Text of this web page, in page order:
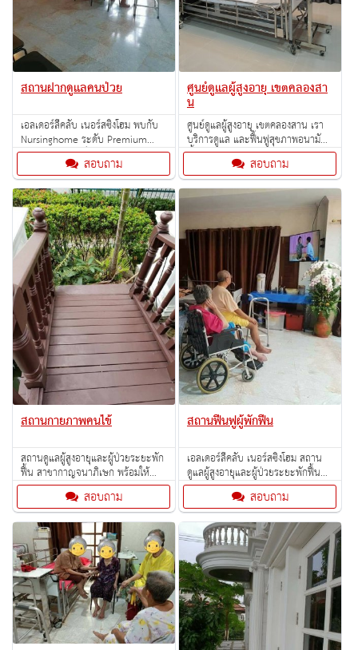
สถานฝากดูแลคนป่วย
เอลเดอร์ลี่คลับ เนอร์สซิ่งโฮม พบกับ
Nursinghome ระดับ Premium
คฤหาสน์หรูย่านฝั่งธน โทร 081 633
สอบถาม
ศูนย์ดูแลผู้สูงอายุ เขตคลองสา
น
ศูนย์ดูแลผู้สูงอายุ เขตคลองสาน เรา
บริการดูแล และฟื้นฟูสุขภาพอนามัย
ทั้งร่างกายและจิตใจสอบถาม
สถานกายภาพคนไข้
สถานดูแลผู้สูงอายุและผู้ป่วยระยะพัก
ฟื้น สาขากาญจนาภิเษก พร้อมให้
บริการค่ะ พบกับ Nursinghome
ระดับ Premiumสอบถาม
สถานฟื้นฟูผู้พักฟื้น
เอลเดอร์ลี่คลับ เนอร์สซิ่งโฮม สถาน
ดูแลผู้สูงอายุและผู้ป่วยระยะพักฟื้น
สาขากาญจนาภิเษก พร้อมให้บริการ
สอบถาม